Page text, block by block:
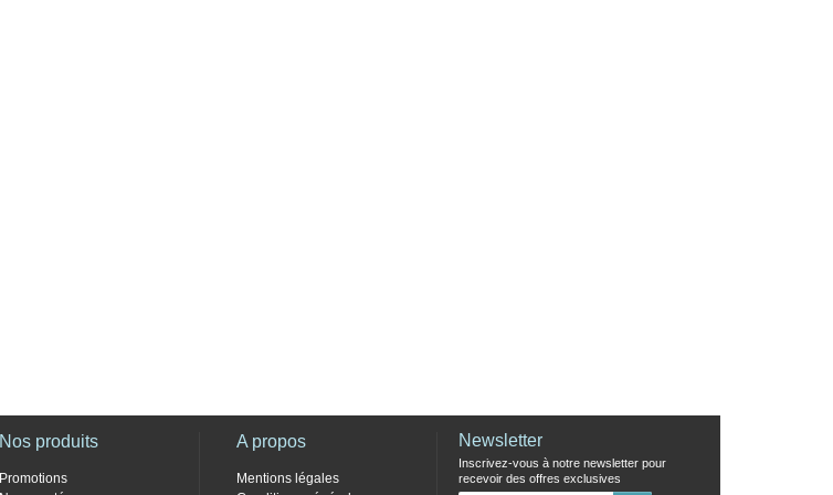
Nos produits
Promotions
A propos
Mentions légales
Newsletter
Inscrivez-vous à notre newsletter pour
recevoir des offres exclusives